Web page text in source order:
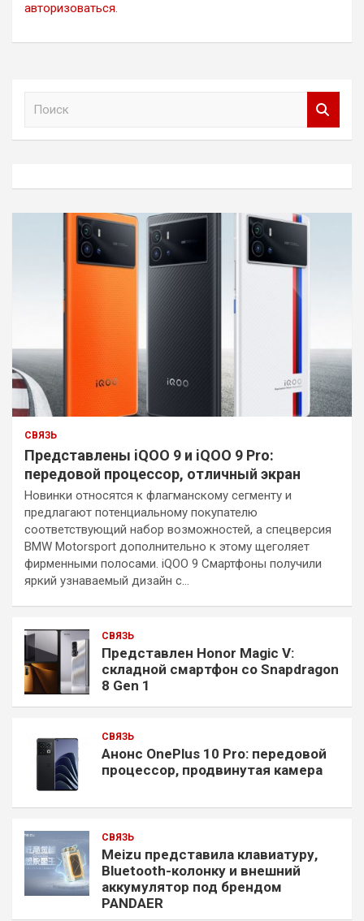
авторизоваться.
СВЯЗЬ
Представлены iQOO 9 и iQOO 9 Pro:
передовой процессор, отличный экран
Новинки относятся к флагманскому сегменту и
предлагают потенциальному покупателю
соответствующий набор возможностей, а спецверсия
BMW Motorsport дополнительно к этому щеголяет
фирменными полосами. iQOO 9 Смартфоны получили
яркий узнаваемый дизайн с…
СВЯЗЬ
Представлен Honor Magic V:
складной смартфон со Snapdragon
8 Gen 1
СВЯЗЬ
Анонс OnePlus 10 Pro: передовой
процессор, продвинутая камера
СВЯЗЬ
Meizu представила клавиатуру,
Bluetooth-колонку и внешний
аккумулятор под брендом
PANDAER